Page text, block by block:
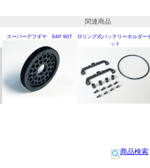
関連商品
スーパーデフギヤ 64P 90T
Oリング式バッテリーホルダー
ット
商品検索